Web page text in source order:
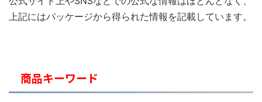
上記にはパッケージから得られた情報を記載しています。
商品キーワード